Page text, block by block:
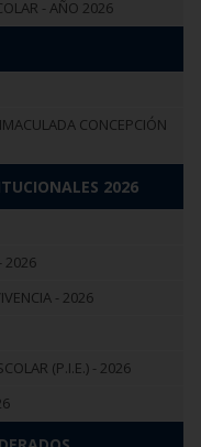
- AÑO 2026
CONCEPCIÓN
2026
2026
- 2026
(P.I.E.) - 2026